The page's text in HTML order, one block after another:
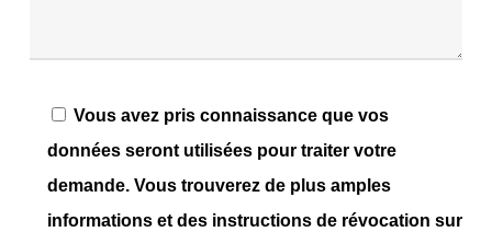
Vous avez pris connaissance que vos
données seront utilisées pour traiter votre
demande. Vous trouverez de plus amples
informations et des instructions de révocation sur